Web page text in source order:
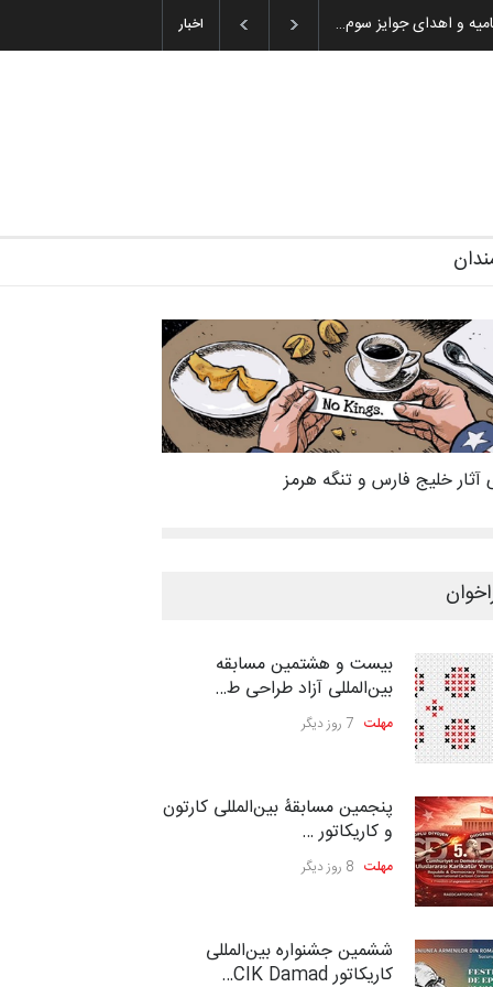
اخبار
گزارش تصویری آیین اختتامیه و اهدای جوایز سوم…
آثار خلیج فارس و تنگه هرمز
بیست و هشتمین مسابقه
بین‌المللی آزاد طراحی ط…
مهلت 7 روز دیگر
پنجمین مسابقۀ بین‌المللی کارتون
و کاریکاتور …
مهلت 8 روز دیگر
ششمین جشنواره بین‌المللی
کاریکاتور CIK Damad…